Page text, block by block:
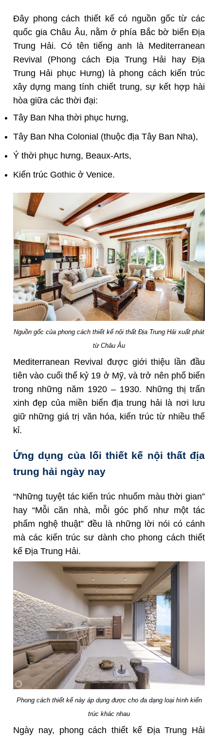
Đây phong cách thiết kế có nguồn gốc từ các
quốc gia Châu Âu, nằm ở phía Bắc bờ biển Địa
Trung Hải. Có tên tiếng anh là Mediterranean
Revival (Phong cách Địa Trung Hải hay Địa
Trung Hải phục Hưng) là phong cách kiến trúc
xây dựng mang tính chiết trung, sự kết hợp hài
hòa giữa các thời đại:
Tây Ban Nha thời phục hưng,
Tây Ban Nha Colonial (thuộc địa Tây Ban Nha),
Ý thời phục hưng, Beaux-Arts,
Kiến trúc Gothic ở Venice.
Nguồn gốc của phong cách thiết kế nội thất Địa Trung Hải xuất phát
từ Châu Âu
Mediterranean Revival được giới thiệu lần đầu
tiên vào cuối thế kỷ 19 ở Mỹ, và trở nên phổ biến
trong những năm 1920 – 1930. Những thị trấn
xinh đẹp của miền biển địa trung hải là nơi lưu
giữ những giá trị văn hóa, kiến trúc từ nhiều thế
kỉ.
Ứng dụng của lối thiết kế nội thất địa
trung hải ngày nay
“Những tuyệt tác kiến trúc nhuốm màu thời gian”
hay “Mỗi căn nhà, mỗi góc phố như một tác
phẩm nghệ thuật” đều là những lời nói có cánh
mà các kiến trúc sư dành cho phong cách thiết
kế Địa Trung Hải.
Phong cách thiết kế này áp dụng được cho đa dạng loại hình kiến
trúc khác nhau
Ngày nay, phong cách thiết kế Địa Trung Hải